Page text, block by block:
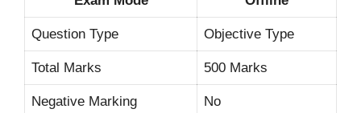
Question Type Objective Type
Total Marks 500 Marks
Negative Marking No